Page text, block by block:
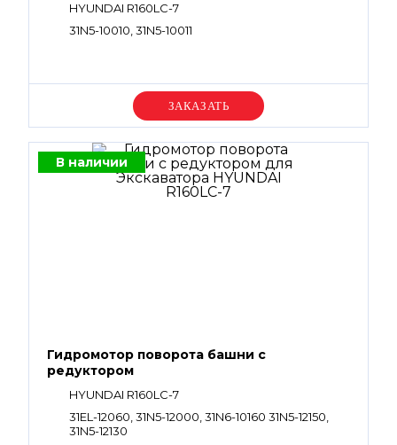
HYUNDAI R160LC-7
31N5-10010, 31N5-10011
Уточняйте цену
В наличии
Гидромотор поворота башни с
редуктором
HYUNDAI R160LC-7
31EL-12060, 31N5-12000, 31N6-10160 31N5-12150,
31N5-12130